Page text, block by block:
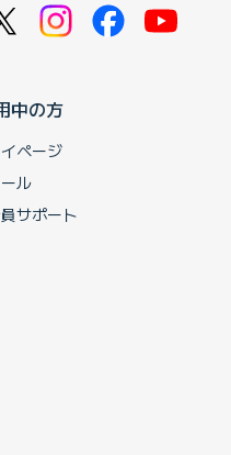
中の方
ページ
ル
サポート